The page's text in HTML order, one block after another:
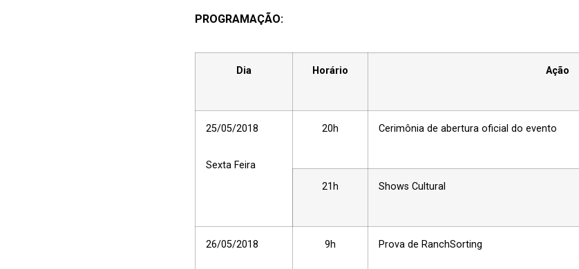
PROGRAMAÇÃO:
Dia Horário Ação
25/05/2018
Sexta Feira
20h Cerimônia de abertura oficial do evento
21h Shows Cultural
26/05/2018 9h Prova de RanchSorting